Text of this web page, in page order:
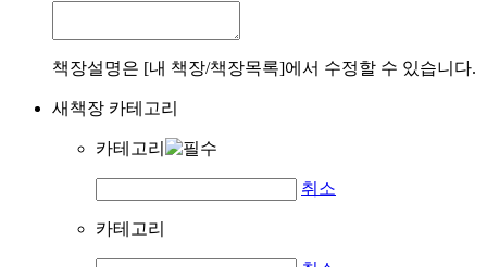
책장설명은 [내 책장/책장목록]에서 수정할 수 있습니다.
새책장 카테고리
카테고리
취소
카테고리